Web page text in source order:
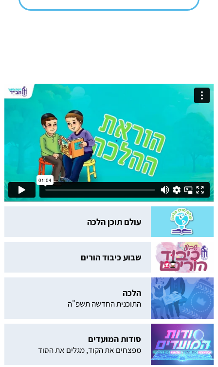
עולם תוכן הלכה
שבוע כיבוד הורים
הלכה
התוכנית החדשה תשפ"ה
סודות המועדים
מפצחים את הקוד, מגלים את הסוד